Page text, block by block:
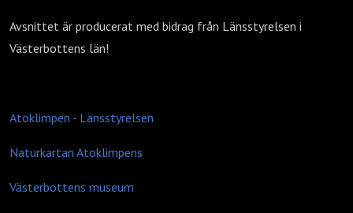
Avsnittet är producerat med bidrag från Länsstyrelsen i
Västerbottens län!
Atoklimpen - Länsstyrelsen
Naturkartan Atoklimpens
Västerbottens museum